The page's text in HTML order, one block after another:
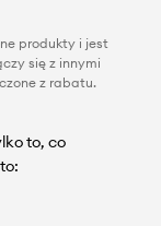
produkty i jest
się z innymi
z rabatu.
to, co